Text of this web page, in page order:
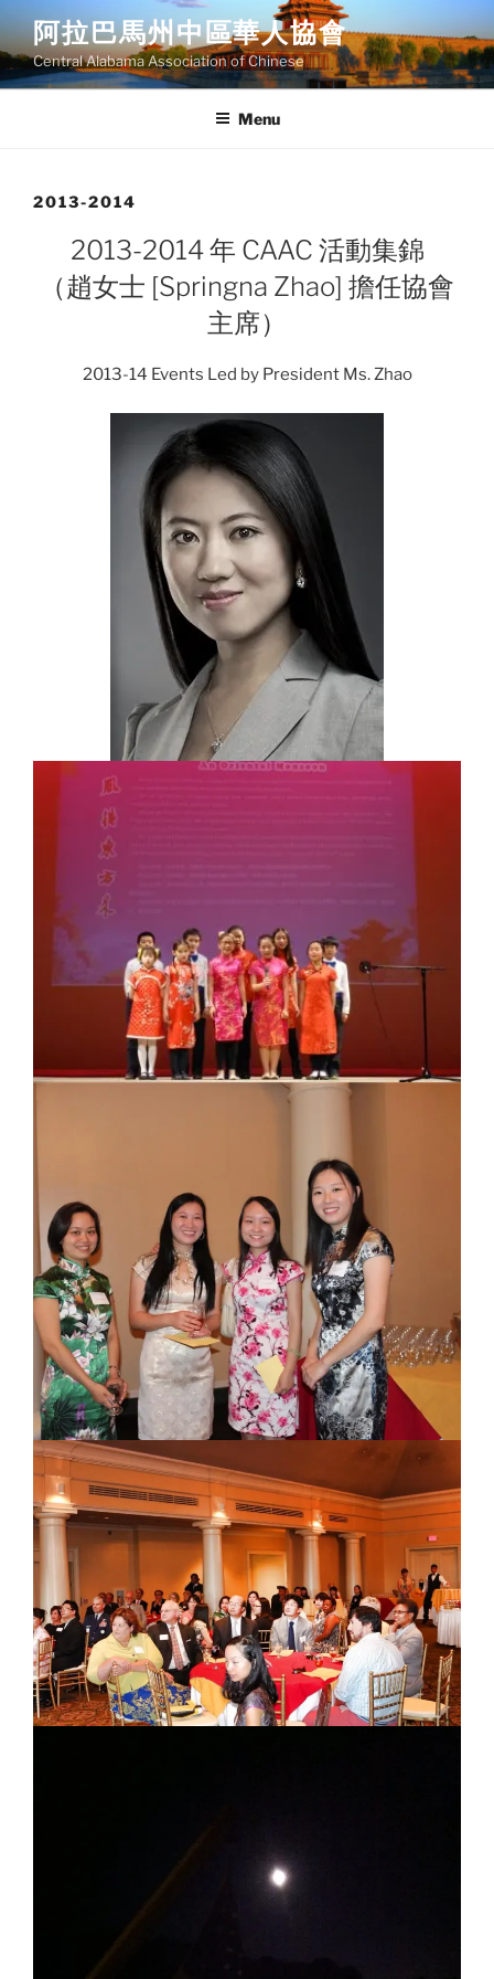
Skip
to
content
阿拉巴馬州中區華人協會
Central Alabama Association of Chinese
Menu
2013-2014
2013-2014 年 CAAC 活動集錦
（趙女士 [Springna Zhao] 擔任協會
主席）
2013-14 Events Led by President Ms. Zhao